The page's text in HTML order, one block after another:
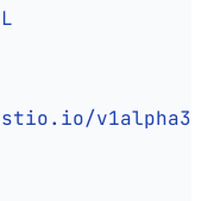
v1alpha3